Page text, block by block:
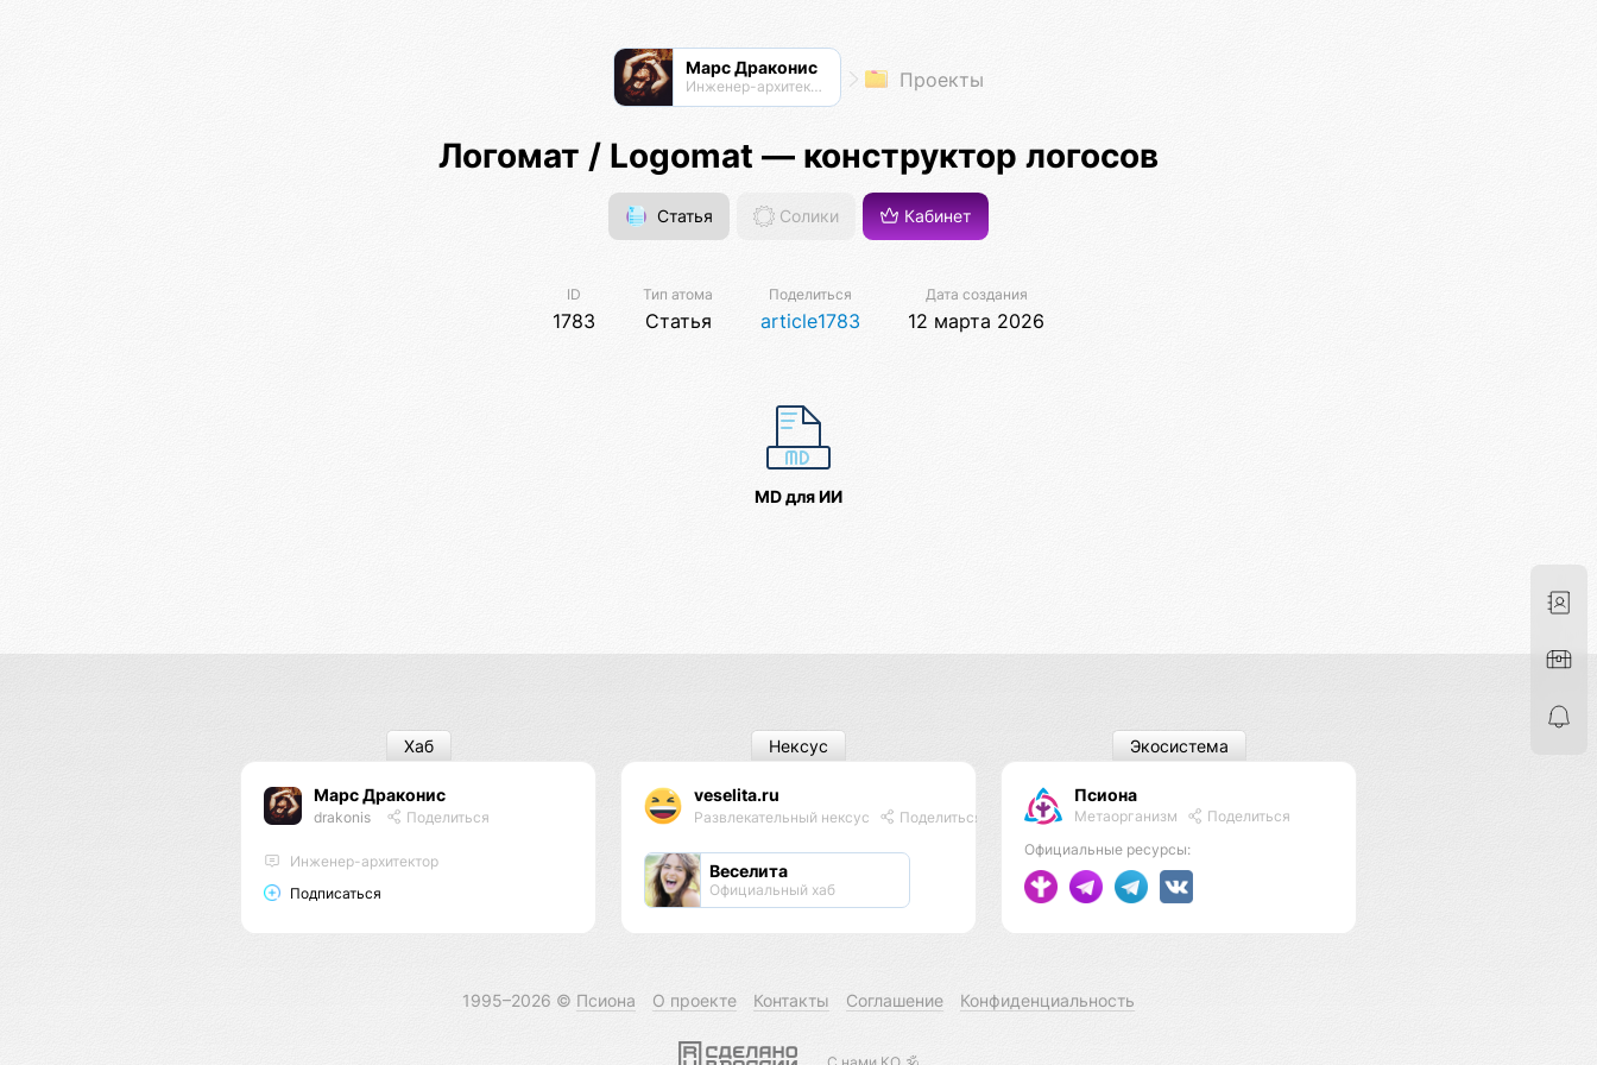
Марс Драконис
Инженер-архитектор Проекты
Логомат / Logomat — конструктор логосов
Статья Солики Кабинет
ID
1783
Тип атома
Статья
Поделиться
article1783
Дата создания
12 марта 2026
MD для ИИ
Марс Драконис
drakonis Поделиться
Инженер-архитектор
Подписаться
Хаб
veselita.ru
Развлекательный нексус Поделиться
Веселита
Официальный хаб
Нексус
Псиона
Метаорганизм
Поделиться
Официальные ресурсы:
Экосистема
1995–2026 © Псиона О проекте Контакты Соглашение Конфиденциальность